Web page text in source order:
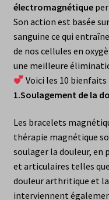
électromagnétique
Son action est basée
sanguine ce qui
de nos cellules en
une meilleure
Voici les 10
1.Soulagement de la
Les bracelets
thérapie magnétique
soulager la douleur, en
et articulaires telles
douleur arthritique et
interviennent